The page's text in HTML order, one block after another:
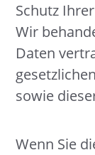
Schutz
Wir
Daten
sowie
Wenn Sie